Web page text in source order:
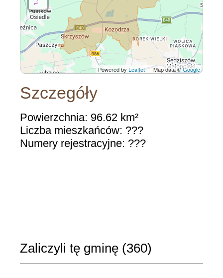
Powered by Leaflet— Map data ©Google
Szczegóły
Powierzchnia: 96.62 km²
Liczba mieszkańców: ???
Numery rejestracyjne: ???
Zaliczyli tę gminę (360)